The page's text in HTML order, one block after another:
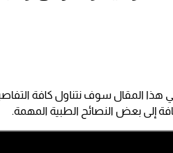
المقال سوف نتناول كافة
إلى بعض النصائح الطبية المهمة.